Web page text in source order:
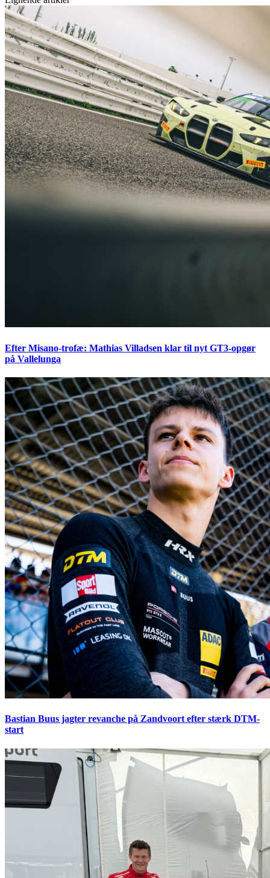
Efter Misano-trofæ: Mathias Villadsen klar til nyt GT3-opgør
på Vallelunga
Bastian Buus jagter revanche på Zandvoort efter stærk DTM-
start